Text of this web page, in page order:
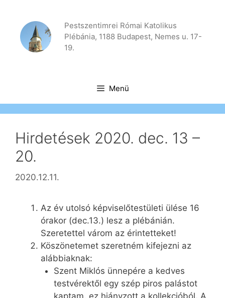
tartalomba
Pestszentimrei Római Katolikus
Plébánia, 1188 Budapest, Nemes u. 17-
19.
Menü
Hirdetések 2020. dec. 13 –
20.
2020.12.11.
Az év utolsó képviselőtestületi ülése 16
órakor (dec.13.) lesz a plébánián.
Szeretettel várom az érintetteket!
Köszönetemet szeretném kifejezni az
alábbiaknak:
Szent Miklós ünnepére a kedves
testvérektől egy szép piros palástot
kaptam, ez hiányzott a kollekcióból. A